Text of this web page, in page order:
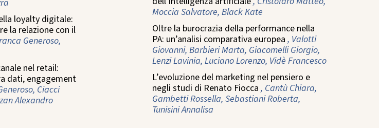
loyalty digitale:
la relazione con il
Generoso,
nel retail:
dati, engagement
Ciacci
Alexandro
Moccia Salvatore, Black Kate
Oltre la burocrazia della performance nella
PA: un’analisi comparativa europea , Valotti
Giovanni, Barbieri Marta, Giacomelli Giorgio,
Lenzi Lavinia, Luciano Lorenzo, Vidè Francesco
L’evoluzione del marketing nel pensiero e
negli studi di Renato Fiocca , Cantù Chiara,
Gambetti Rossella, Sebastiani Roberta,
Tunisini Annalisa